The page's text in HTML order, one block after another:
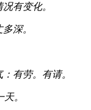
有变化。
深。
有劳。有请。
。